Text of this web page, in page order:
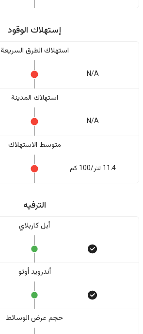
إستهلاك الوقود
استهلاك الطرق السريعة
N/A
استهلاك المدينة
N/A
متوسط الاستهلاك
11.4 لتر/100 كم
الترفيه
أبل كاربلاي
أندرويد أوتو
حجم عرض الوسائط